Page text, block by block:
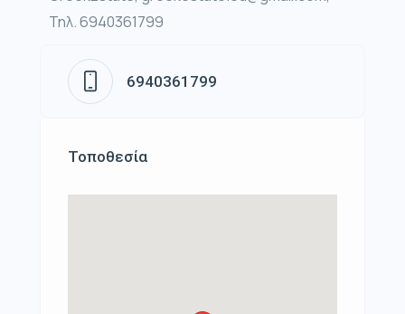
Τηλ. 6940361799
6940361799
Τοποθεσία